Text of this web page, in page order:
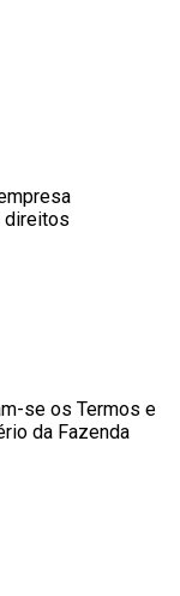
direitos
se os Termos e
da Fazenda